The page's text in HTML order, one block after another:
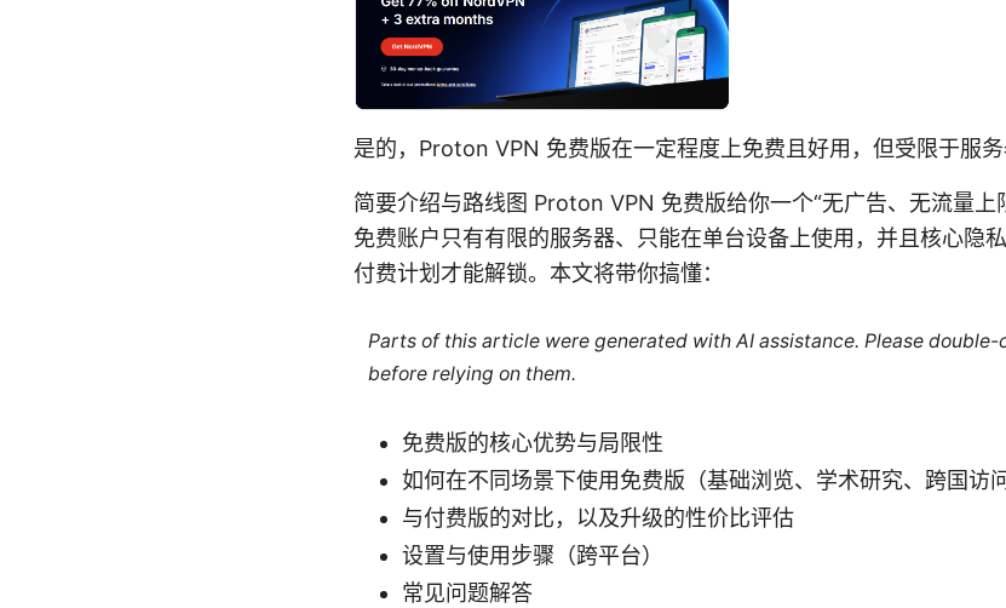
是的，Proton VPN 免费版在一定程度上免费且好用，但受限于服务
简要介绍与路线图 Proton VPN 免费版给你一个“无广告、无流量上
免费账户只有有限的服务器、只能在单台设备上使用，并且核心隐
付费计划才能解锁。本文将带你搞懂：
Parts of this article were generated with AI assistance. Please
before relying on them.
免费版的核心优势与局限性
如何在不同场景下使用免费版（基础浏览、学术研究、跨国访问
与付费版的对比，以及升级的性价比评估
设置与使用步骤（跨平台）
常见问题解答